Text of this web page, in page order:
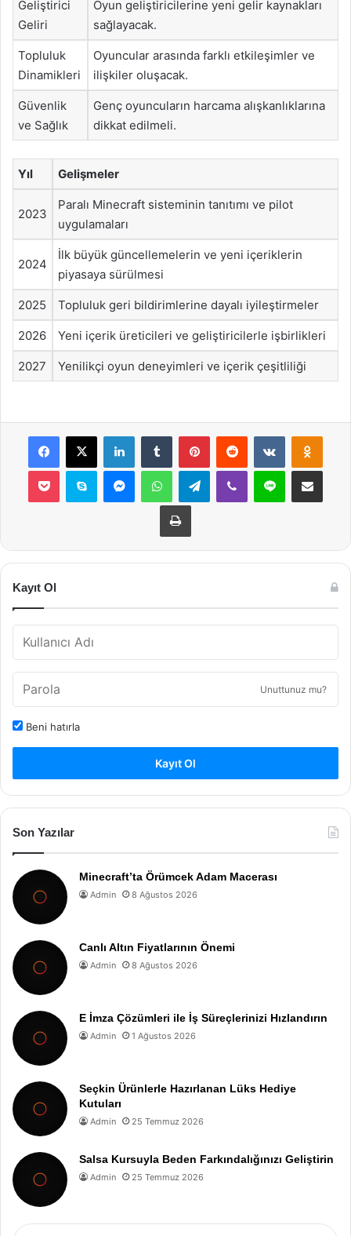
Geliştirici
Geliri
Oyun geliştiricilerine yeni gelir kaynakları
sağlayacak.
Topluluk
Dinamikleri
Oyuncular arasında farklı etkileşimler ve
ilişkiler oluşacak.
Güvenlik
ve Sağlık
Genç oyuncuların harcama alışkanlıklarına
dikkat edilmeli.
Yıl Gelişmeler
2023
Paralı Minecraft sisteminin tanıtımı ve pilot
uygulamaları
2024
İlk büyük güncellemelerin ve yeni içeriklerin
piyasaya sürülmesi
2025 Topluluk geri bildirimlerine dayalı iyileştirmeler
2026 Yeni içerik üreticileri ve geliştiricilerle işbirlikleri
2027 Yenilikçi oyun deneyimleri ve içerik çeşitliliği
Facebook
X LinkedInTumblr PinterestReddit VKontakte
Pocket Skype MessengerWhatsAppTelegramViber Line E-Posta ile
Yazdır
Kayıt Ol
Unuttunuz mu?
Beni hatırla
Kayıt Ol
Son Yazılar
Minecraft’ta Örümcek Adam Macerası
Admin 8 Ağustos 2026
Canlı Altın Fiyatlarının Önemi
Admin 8 Ağustos 2026
E İmza Çözümleri ile İş Süreçlerinizi Hızlandırın
Admin 1 Ağustos 2026
Seçkin Ürünlerle Hazırlanan Lüks Hediye
Kutuları
Admin 25 Temmuz 2026
Salsa Kursuyla Beden Farkındalığınızı Geliştirin
Admin 25 Temmuz 2026